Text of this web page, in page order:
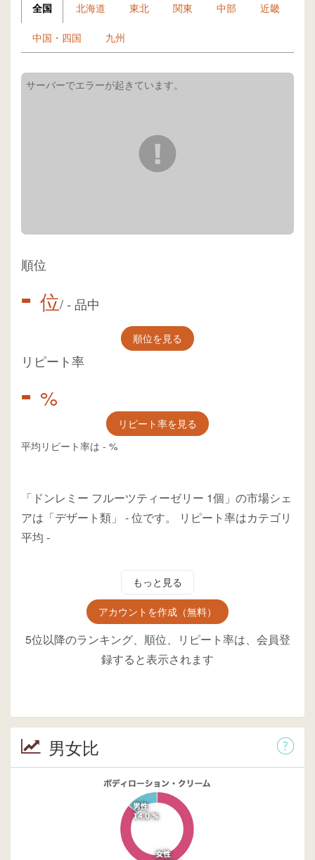
全国 北海道 東北 関東 中部 近畿
中国・四国 九州
順位
- 位/- 品中
順位を見る
リピート率
- %
リピート率を見る
平均リピート率は - %
「ドンレミー フルーツティーゼリー 1個」の市場シェ
アは「デザート類」 -位です。
リピート率はカテゴリ
平均 -
もっと見る
アカウントを作成（無料）
5位以降のランキング、順位、リピート率は、会員登
録すると表示されます
男女比